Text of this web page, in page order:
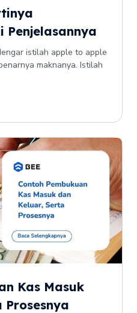
Penjelasannya
istilah apple to apple
maknanya. Istilah
Kas Masuk
Prosesnya